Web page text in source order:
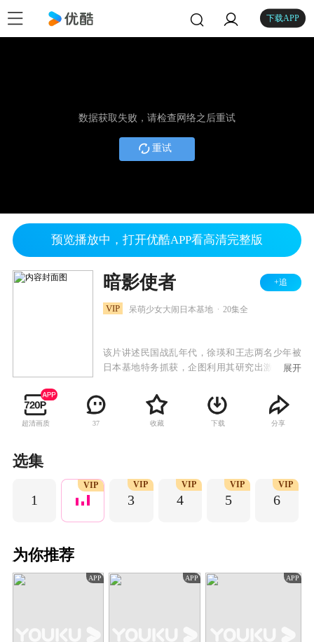
下载APP
数据获取失败，请检查网络之后重试
重试
预览播放中，打开优酷APP看高清完整版
暗影使者 +追
VIP 呆萌少女大闹日本基地 20集全
该片讲述民国战乱年代，徐瑛和王志两名少年被
日本基地特务抓获，企图利用其研究出激发人体
特殊体质和毅力，侥幸逃脱基地并被附近住民所
救，在发现自身能力和时日无多的现状后，不气
馁，设法与基地特务周旋，凭借超人毅力，并最
展开
超清画质 37 收藏 下载 分享
选集
1
VIP
3
VIP
4
VIP
5
VIP
6
VIP
为你推荐
APP APP APP